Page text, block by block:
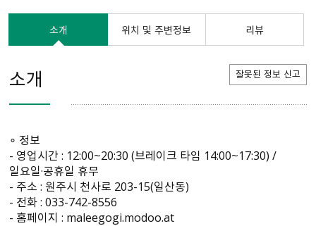
소개 위치 및 주변정보 리뷰
소개 잘못된 정보 신고
∘ 정보
- 영업시간 : 12:00~20:30 (브레이크 타임 14:00~17:30) /
일요일·공휴일 휴무
- 주소 : 원주시 천사로 203-15(일산동)
- 전화 : 033-742-8556
- 홈페이지 : maleegogi.modoo.at